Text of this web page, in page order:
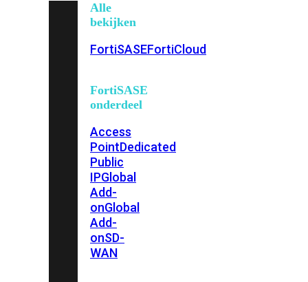
Alle
bekijken
FortiSASEFortiCloud
FortiSASE
onderdeel
Access
PointDedicated
Public
IPGlobal
Add-
onGlobal
Add-
onSD-
WAN